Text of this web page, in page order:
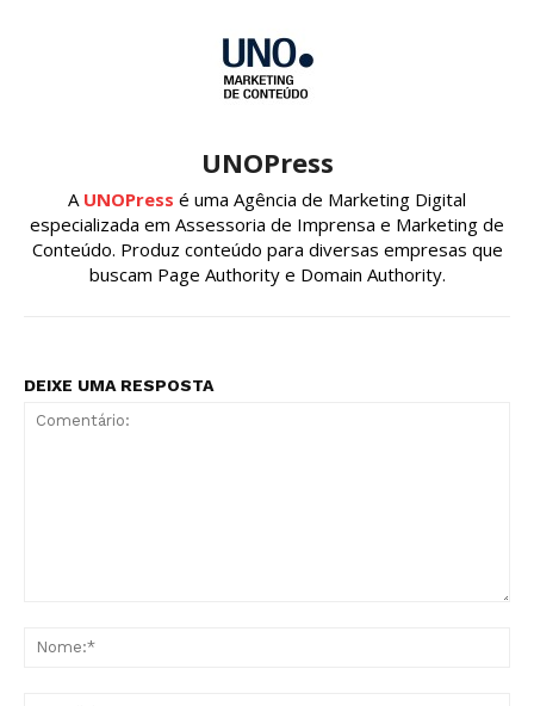
UNOPress
A UNOPress é uma Agência de Marketing Digital
especializada em Assessoria de Imprensa e Marketing de
Conteúdo. Produz conteúdo para diversas empresas que
buscam Page Authority e Domain Authority.
DEIXE UMA RESPOSTA